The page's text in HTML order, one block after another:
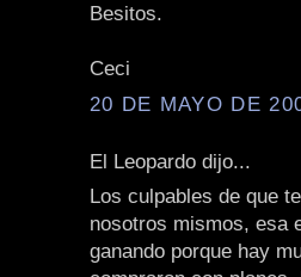
Besitos.
Ceci
20 DE MAYO DE
El Leopardo dijo...
Los culpables de que
nosotros mismos, esa
ganando porque hay